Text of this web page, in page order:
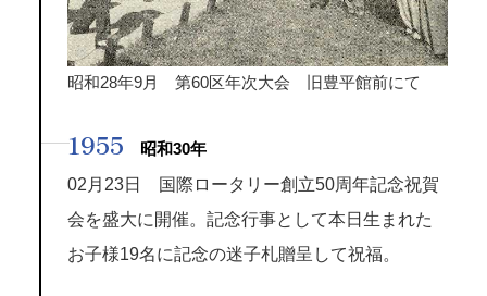
昭和28年9月 第60区年次大会 旧豊平館前にて
1955
昭和30年
02月23日 国際ロータリー創立50周年記念祝賀
会を盛大に開催。記念行事として本日生まれた
お子様19名に記念の迷子札贈呈して祝福。